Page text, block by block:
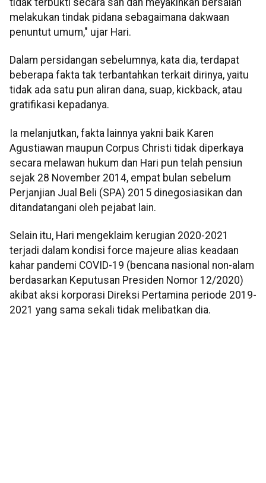
tidak terbukti secara sah dan meyakinkan bersalah
melakukan tindak pidana sebagaimana dakwaan
penuntut umum," ujar Hari.
Dalam persidangan sebelumnya, kata dia, terdapat
beberapa fakta tak terbantahkan terkait dirinya, yaitu
tidak ada satu pun aliran dana, suap, kickback, atau
gratifikasi kepadanya.
Ia melanjutkan, fakta lainnya yakni baik Karen
Agustiawan maupun Corpus Christi tidak diperkaya
secara melawan hukum dan Hari pun telah pensiun
sejak 28 November 2014, empat bulan sebelum
Perjanjian Jual Beli (SPA) 2015 dinegosiasikan dan
ditandatangani oleh pejabat lain.
Selain itu, Hari mengeklaim kerugian 2020-2021
terjadi dalam kondisi force majeure alias keadaan
kahar pandemi COVID-19 (bencana nasional non-alam
berdasarkan Keputusan Presiden Nomor 12/2020)
akibat aksi korporasi Direksi Pertamina periode 2019-
2021 yang sama sekali tidak melibatkan dia.